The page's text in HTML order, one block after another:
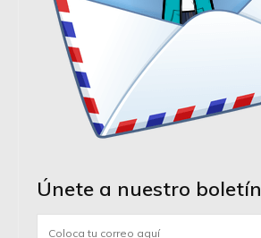
Únete a nuestro boletín